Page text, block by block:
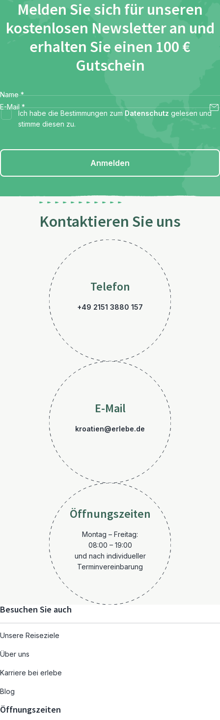
Melden Sie sich für unseren
kostenlosen Newsletter an und
erhalten Sie einen 100 €
Gutschein
Name *
E-Mail *
Ich habe die Bestimmungen zum Datenschutz gelesen und
stimme diesen zu.
Anmelden
Kontaktieren Sie uns
Telefon
+49 2151 3880 157
E-Mail
kroatien@erlebe.de
Öffnungszeiten
Montag – Freitag:
08:00 – 19:00
und nach individueller
Terminvereinbarung
Besuchen Sie auch
Unsere Reiseziele
Über uns
Karriere bei erlebe
Blog
Öffnungszeiten